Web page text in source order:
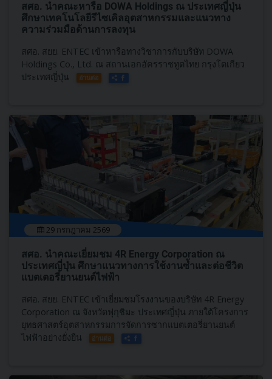
สศอ. นำคณะหารือ DOWA Holdings ณ ประเทศญี่ปุ่น
ศึกษาเทคโนโลยีรีไซเคิลอุตสาหกรรมและแนวทาง
ความร่วมมือด้านการลงทุน
สศอ. สยย. ENTEC เข้าหารือทางวิชาการกับบริษัท DOWA
Holdings Co., Ltd. ณ สถานเอกอัครราชทูตไทย กรุงโตเกียว
ประเทศญี่ปุ่น
อ่านต่อ
29 กรกฎาคม 2569
สศอ. นำคณะเยี่ยมชม 4R Energy Corporation ณ
ประเทศญี่ปุ่น ศึกษาแนวทางการใช้งานซ้ำและต่อชีวิต
แบตเตอรี่ยานยนต์ไฟฟ้า
สศอ. สยย. ENTEC เข้าเยี่ยมชมโรงงานของบริษัท 4R Energy
Corporation ณ จังหวัดฟุกุชิมะ ประเทศญี่ปุ่น ภายใต้โครงการ
ยุทธศาสตร์อุตสาหกรรมการจัดการซากแบตเตอรี่ยานยนต์
ไฟฟ้าอย่างยั่งยืน
อ่านต่อ